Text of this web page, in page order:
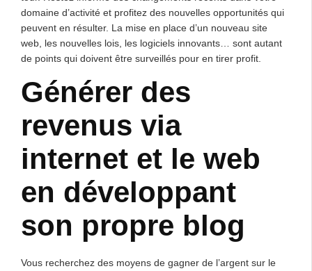
domaine d’activité et profitez des nouvelles opportunités qui
peuvent en résulter. La mise en place d’un nouveau site
web, les nouvelles lois, les logiciels innovants… sont autant
de points qui doivent être surveillés pour en tirer profit.
Générer des
revenus via
internet et le web
en développant
son propre blog
Vous recherchez des moyens de gagner de l’argent sur le